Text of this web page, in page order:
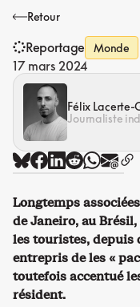
Retour
Reportage Monde
17 mars 2024
Félix Lacerte-
Journaliste
Longtemps
de Janeiro, au
les touristes, depuis
entrepris de les «
toutefois accentué
résident.